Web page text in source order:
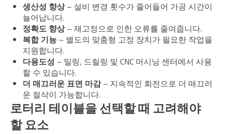
생산성 향상– 설비 변경 횟수가 줄어들어 가공 시간이
늘어납니다.
정확도 향상– 재고정으로 인한 오류를 줄여줍니다.
복합 기능 – 별도의 맞춤형 고정 장치가 필요한 작업을
지원합니다.
다용도성 – 밀링, 드릴링 및 CNC 머시닝 센터에서 사용
할 수 있습니다.
더 매끄러운 표면 마감– 지속적인 회전으로 더 매끄러
운 절삭이 가능합니다.
로터리 테이블을 선택할 때 고려해야
할 요소